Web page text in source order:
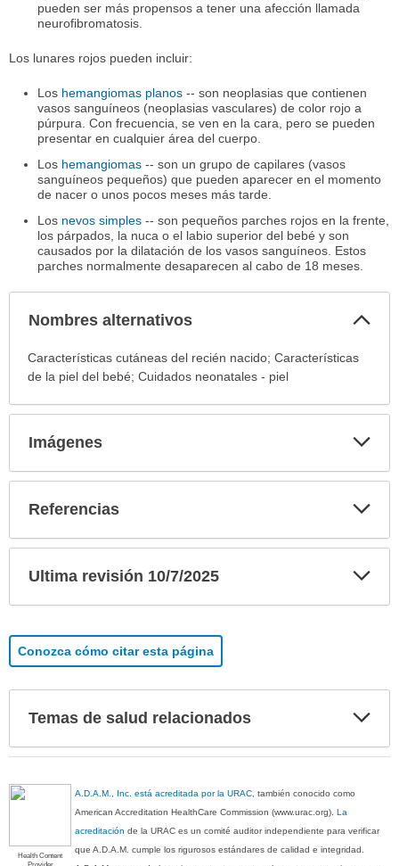
pueden ser más propensos a tener una afección llamada
neurofibromatosis.
Los lunares rojos pueden incluir:
Los hemangiomas planos -- son neoplasias que contienen
vasos sanguíneos (neoplasias vasculares) de color rojo a
púrpura. Con frecuencia, se ven en la cara, pero se pueden
presentar en cualquier área del cuerpo.
Los hemangiomas -- son un grupo de capilares (vasos
sanguíneos pequeños) que pueden aparecer en el momento
de nacer o unos pocos meses más tarde.
Los nevos simples -- son pequeños parches rojos en la frente,
los párpados, la nuca o el labio superior del bebé y son
causados por la dilatación de los vasos sanguíneos. Estos
parches normalmente desaparecen al cabo de 18 meses.
Nombres alternativos
Nombres
alternativos
sido
extendido.
Características cutáneas del recién nacido; Características
de la piel del bebé; Cuidados neonatales - piel
Imágenes
Referencias
Ultima revisión 10/7/2025
Conozca cómo citar esta página
Temas de salud relacionados
Health Content
A.D.A.M., Inc. está acreditada por la URAC, también conocido como
American Accreditation HealthCare Commission (www.urac.org).La
acreditación de la URAC es un comité auditor independiente para verificar
que A.D.A.M. cumple los rigurosos estándares de calidad e integridad.